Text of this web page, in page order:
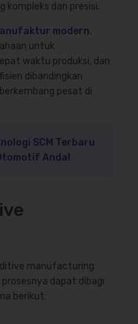
kompleks dan presisi.
modern,
untuk
waktu produksi, dan
dibandingkan
pesat di
SCM Terbaru
Anda!
manufacturing
dapat dibagi
berikut: